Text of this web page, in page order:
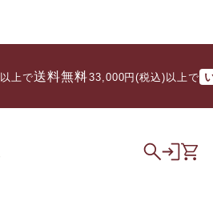
送料無料/ 33,000円(税込)以上で いつで